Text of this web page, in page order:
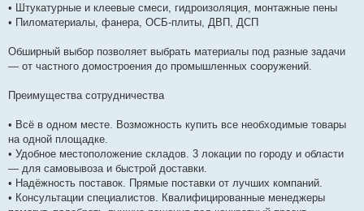
• Штукатурные и клеевые смеси, гидроизоляция, монтажные пены
• Пиломатериалы, фанера, ОСБ-плиты, ДВП, ДСП
Обширный выбор позволяет выбрать материалы под разные задачи
— от частного домостроения до промышленных сооружений.
Преимущества сотрудничества
• Всё в одном месте. Возможность купить все необходимые товары
на одной площадке.
• Удобное местоположение складов. 3 локации по городу и области
— для самовывоза и быстрой доставки.
• Надёжность поставок. Прямые поставки от лучших компаний.
• Консультации специалистов. Квалифицированные менеджеры